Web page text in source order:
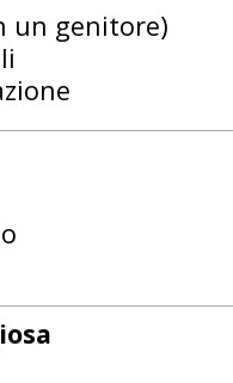
un genitore)